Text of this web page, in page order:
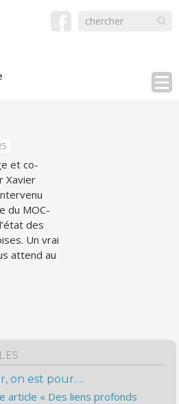
et co-
Xavier
du MOC-
des
Un vrai
attend au
on est pour….
article « Des liens profonds